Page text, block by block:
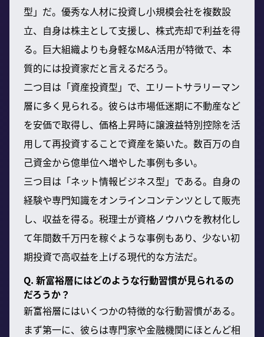
型」だ。優秀な人材に投資し小規模会社を複数設
立、自身は株主として支援し、株式売却で利益を得
る。巨大組織よりも身軽なM&A活用が特徴で、本
質的には投資家だと言えるだろう。
二つ目は「資産投資型」で、エリートサラリーマン
層に多く見られる。彼らは市場低迷期に不動産など
を安価で取得し、価格上昇時に譲渡益特別控除を活
用して再投資することで資産を築いた。数百万の自
己資金から億単位へ増やした事例も多い。
三つ目は「ネット情報ビジネス型」である。自身の
経験や専門知識をオンラインコンテンツとして販売
し、収益を得る。税理士が資格ノウハウを教材化し
て年間数千万円を稼ぐような事例もあり、少ない初
期投資で高収益を上げる現代的な方法だ。
Q. 新富裕層にはどのような行動習慣が見られるの
だろうか？
新富裕層にはいくつかの特徴的な行動習慣がある。
まず第一に、彼らは専門家や金融機関にほとんど相